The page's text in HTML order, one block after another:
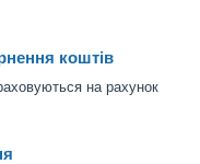
коштів
на рахунок